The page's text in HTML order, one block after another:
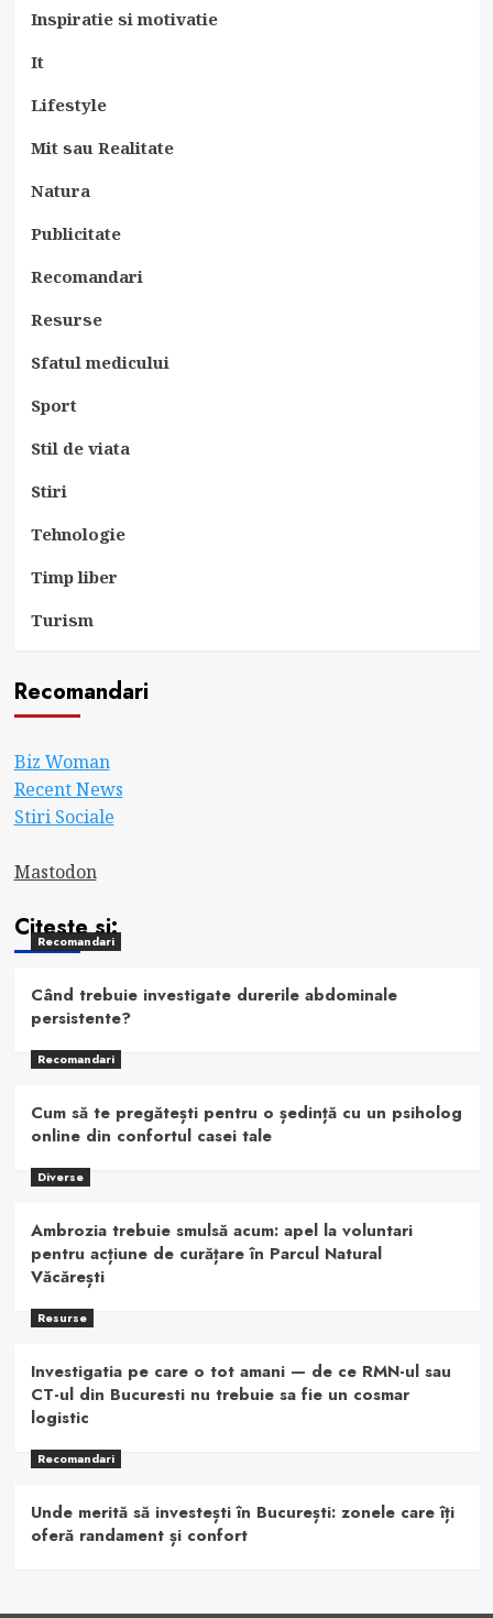
Inspiratie si motivatie
It
Lifestyle
Mit sau Realitate
Natura
Publicitate
Recomandari
Resurse
Sfatul medicului
Sport
Stil de viata
Stiri
Tehnologie
Timp liber
Turism
Recomandari
Biz Woman
Recent News
Stiri Sociale
Mastodon
Citeste si:
Recomandari
Când trebuie investigate durerile abdominale
persistente?
Recomandari
Cum să te pregătești pentru o ședință cu un psiholog
online din confortul casei tale
Diverse
Ambrozia trebuie smulsă acum: apel la voluntari
pentru acțiune de curățare în Parcul Natural
Văcărești
Resurse
Investigatia pe care o tot amani — de ce RMN-ul sau
CT-ul din Bucuresti nu trebuie sa fie un cosmar
logistic
Recomandari
Unde merită să investești în București: zonele care îți
oferă randament și confort